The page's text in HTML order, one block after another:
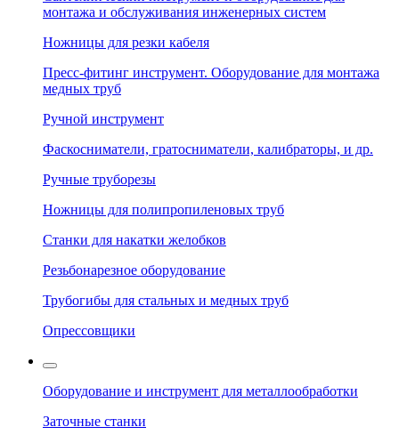
монтажа и обслуживания инженерных систем
Ножницы для резки кабеля
Пресс-фитинг инструмент. Оборудование для монтажа
медных труб
Ручной инструмент
Фаскосниматели, гратосниматели, калибраторы, и др.
Ручные труборезы
Ножницы для полипропиленовых труб
Станки для накатки желобков
Резьбонарезное оборудование
Трубогибы для стальных и медных труб
Опрессовщики
Оборудование и инструмент для металлообработки
Заточные станки